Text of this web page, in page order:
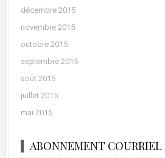
décembre 2015
novembre 2015
octobre 2015
septembre 2015
août 2015
juillet 2015
mai 2015
ABONNEMENT COURRIEL